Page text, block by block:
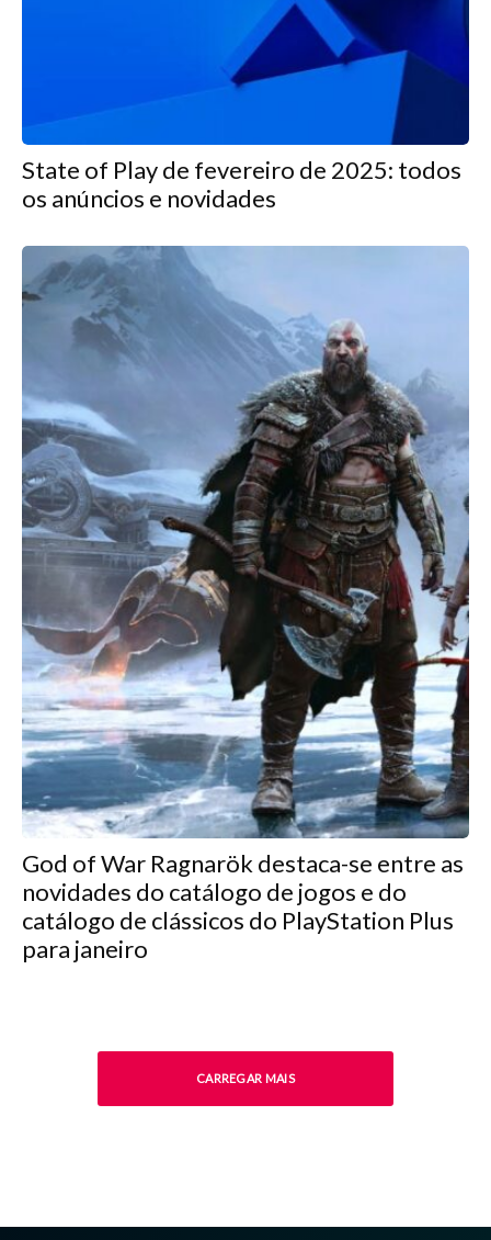
State of Play de fevereiro de 2025: todos
os anúncios e novidades
God of War Ragnarök destaca-se entre as
novidades do catálogo de jogos e do
catálogo de clássicos do PlayStation Plus
para janeiro
CARREGAR MAIS